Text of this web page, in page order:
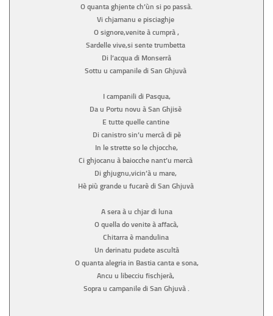
O quanta ghjente ch’ùn si po passà.
Vi chjamanu e pisciaghje
O signore,venite à cumprà ,
Sardelle vive,si sente trumbetta
Di l’acqua di Monserrà
Sottu u campanile di San Ghjuvà
I campanili di Pasqua,
Da u Portu novu à San Ghjisè
E tutte quelle cantine
Di canistro sin’u mercà di pè
In le strette so le chjocche,
Ci ghjocanu à baiocche nant’u mercà
Di ghjugnu,vicin’à u mare,
Hè più grande u fucarè di San Ghjuvà
A sera à u chjar di luna
O quella do venite à affacà,
Chitarra è mandulina
Un derinatu pudete ascultà
O quanta alegria in Bastia canta e sona,
Ancu u libecciu fischjerà,
Sopra u campanile di San Ghjuvà .